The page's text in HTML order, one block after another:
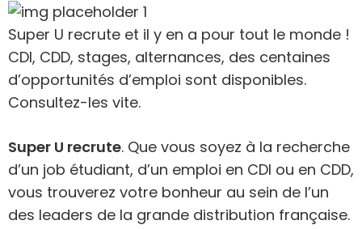
Super U recrute et il y en a pour tout le monde !
CDI, CDD, stages, alternances, des centaines
d’opportunités d’emploi sont disponibles.
Consultez-les vite.
Super U recrute. Que vous soyez à la recherche
d’un job étudiant, d’un emploi en CDI ou en CDD,
vous trouverez votre bonheur au sein de l’un
des leaders de la grande distribution française.